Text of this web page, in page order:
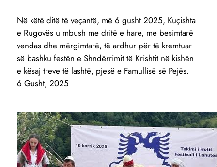
Në këtë ditë të veçantë, më 6 gusht 2025, Kuçishta
e Rugovës u mbush me dritë e hare, me besimtarë
vendas dhe mërgimtarë, të ardhur për të kremtuar
së bashku festën e Shndërrimit të Krishtit në kishën
e kësaj treve të lashtë, pjesë e Famullisë së Pejës.
6 Gusht, 2025